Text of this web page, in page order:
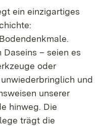
ein einzigartiges
– seien es
oder
und
unserer
hinweg. Die
trägt die